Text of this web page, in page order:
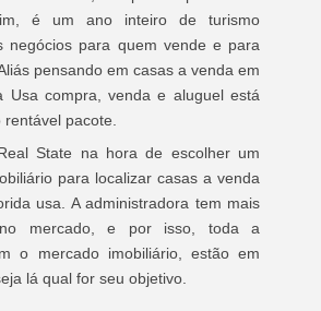
é um ano inteiro de turismo
negócios para quem vende e para
pensando em casas a venda em
Usa compra, venda e aluguel está
pacote.
State na hora de escolher um
para localizar casas a venda
usa. A administradora tem mais
mercado, e por isso, toda a
o mercado imobiliário, estão em
lá qual for seu objetivo.